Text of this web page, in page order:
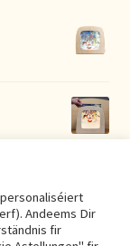
Andeems Dir
fir